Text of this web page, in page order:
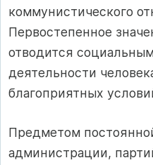
коммунистического
Первостепенное
отводится
деятельности
благоприятных
Предметом
администрации,